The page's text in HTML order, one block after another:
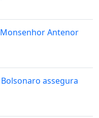
Antenor
assegura